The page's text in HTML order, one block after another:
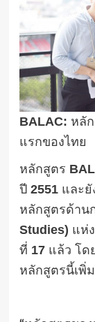
BALAC: หลั
แรกของไทย
หลักสูตร
ปี 2551 และยั
หลักสูตรด้าน
Studies) แห่
ที่ 17 แล้ว โด
หลักสูตรนี้เพิ่